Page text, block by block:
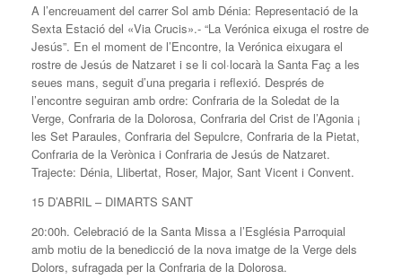
A l’encreuament del carrer Sol amb Dénia: Representació de la
Sexta Estació del «Via Crucis».- “La Verónica eixuga el rostre de
Jesús”. En el moment de l’Encontre, la Verónica eixugara el
rostre de Jesús de Natzaret i se li col·locarà la Santa Faç a les
seues mans, seguit d’una pregaria i reflexió. Després de
l’encontre seguiran amb ordre: Confraria de la Soledat de la
Verge, Confraria de la Dolorosa, Confraria del Crist de l’Agonia ¡
les Set Paraules, Confraria del Sepulcre, Confraria de la Pietat,
Confraria de la Verònica i Confraria de Jesús de Natzaret.
Trajecte: Dénia, Llibertat, Roser, Major, Sant Vicent i Convent.
15 D’ABRIL – DIMARTS SANT
20:00h. Celebració de la Santa Missa a l’Església Parroquial
amb motiu de la benedicció de la nova imatge de la Verge dels
Dolors, sufragada per la Confraria de la Dolorosa.